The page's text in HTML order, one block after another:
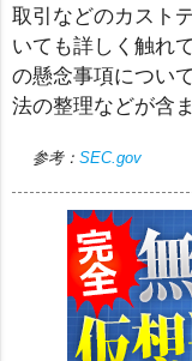
取引などのカスト
いても詳しく触れ
の懸念事項につい
法の整理などが含ま
参考： SEC.gov